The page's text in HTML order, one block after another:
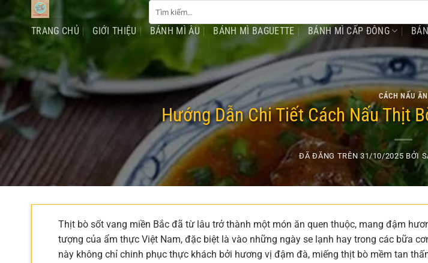
đến
dung
kiếm:
TRANG CHỦ GIỚI THIỆU BÁNH MÌ ÂU BÁNH MÌ BAGUETTE BÁNH MÌ CẤP ĐÔNG
CÁCH NẤU ĂN
Hướng Dẫn Chi Tiết Cách Nấu Thịt
ĐÃ ĐĂNG TRÊN 31/10/2025 BỞI
Thịt bò sốt vang miền Bắc đã từ lâu trở thành một món ăn quen thuộc, mang đậm
tượng của ẩm thực Việt Nam, đặc biệt là vào những ngày se lạnh hay trong các bữa
này không chỉ chinh phục thực khách bởi hương vị đậm đà, miếng thịt bò mềm tan